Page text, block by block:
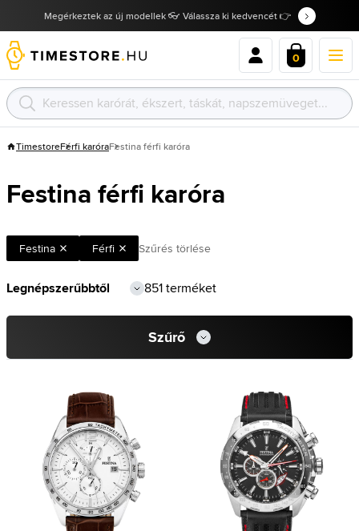
Megérkeztek az új modellek 👓 Válassza ki kedvencét 👉
0
TimestoreFérfi karóraFestina férfi karóra
Festina férfi karóra
Festina Férfi Szűrés törlése
851 terméket
Szűrő